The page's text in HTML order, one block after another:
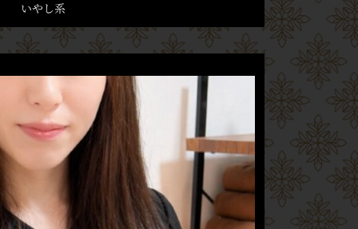
いやし系